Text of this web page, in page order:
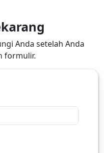
Anda setelah Anda
formulir.